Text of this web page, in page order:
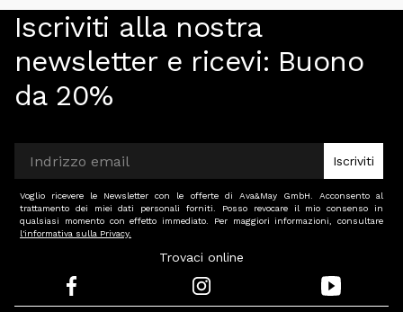
Iscriviti alla nostra
newsletter e ricevi: Buono
da 20%
Iscriviti
Voglio ricevere le Newsletter con le offerte di Ava&May GmbH. Acconsento al
trattamento dei miei dati personali forniti. Posso revocare il mio consenso in
qualsiasi momento con effetto immediato. Per maggiori informazioni, consultare
l'informativa sulla Privacy.
Trovaci online